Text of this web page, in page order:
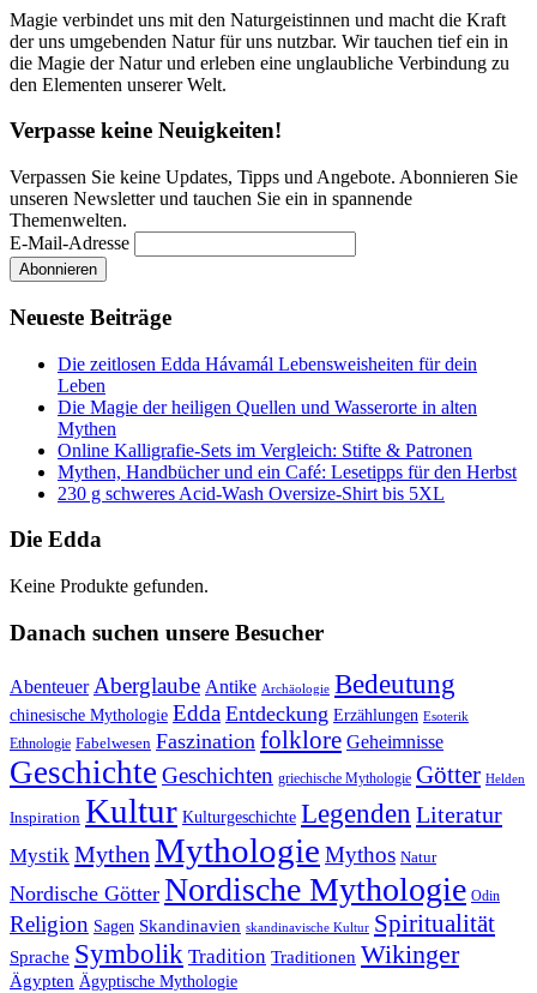
Magie verbindet uns mit den Naturgeistinnen und macht die Kraft
der uns umgebenden Natur für uns nutzbar. Wir tauchen tief ein in
die Magie der Natur und erleben eine unglaubliche Verbindung zu
den Elementen unserer Welt.
Verpasse keine Neuigkeiten!
Verpassen Sie keine Updates, Tipps und Angebote. Abonnieren Sie
unseren Newsletter und tauchen Sie ein in spannende
Themenwelten.
E-Mail-Adresse
Neueste Beiträge
Die zeitlosen Edda Hávamál Lebensweisheiten für dein
Leben
Die Magie der heiligen Quellen und Wasserorte in alten
Mythen
Online Kalligrafie‑Sets im Vergleich: Stifte & Patronen
Mythen, Handbücher und ein Café: Lesetipps für den Herbst
230 g schweres Acid-Wash Oversize-Shirt bis 5XL
Die Edda
Keine Produkte gefunden.
Danach suchen unsere Besucher
Abenteuer Aberglaube Antike Archäologie Bedeutung
chinesische Mythologie Edda Entdeckung Erzählungen Esoterik
Ethnologie Fabelwesen Faszination folklore Geheimnisse
Geschichte Geschichten griechische Mythologie Götter Helden
Inspiration Kultur Kulturgeschichte Legenden Literatur
Mystik MythenMythologie Mythos Natur
Nordische Götter Nordische Mythologie Odin
Religion Sagen Skandinavien skandinavische Kultur Spiritualität
Sprache Symbolik Tradition Traditionen Wikinger
Ägypten Ägyptische Mythologie